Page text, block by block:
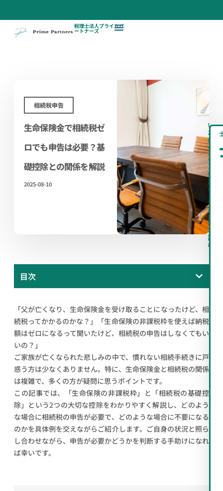
税理士法人プライムパ
ートナーズ
相続税申告
生命保険金で相続税ゼ
ロでも申告は必要？基
礎控除との関係を解説
2025-08-10
目次
「父が亡くなり、生命保険金を受け取ることになったけど、相
続税ってかかるのかな？」「生命保険の非課税枠を使えば納税
額はゼロになるって聞いたけど、相続税の申告はしなくてもい
いの？」
ご家族が亡くなられた悲しみの中で、慣れない相続手続きに戸
惑う方は少なくありません。特に、生命保険金と相続税の関係
は複雑で、多くの方が疑問に思うポイントです。
この記事では、「生命保険の非課税枠」と「相続税の基礎控
除」という2つの大切な控除をわかりやすく解説し、どのよう
な場合に相続税の申告が必要で、どのような場合に不要になる
のかを具体例を交えながらご紹介します。ご自身の状況と照ら
し合わせながら、申告が必要かどうかを判断する手助けになれ
ば幸いです。
\
相
続
の
不
安、
専
家
に
ず
は
無
料
相
談
/